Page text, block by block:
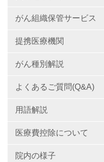
がん組織保管サービス
提携医療機関
がん種別解説
よくあるご質問(Q&A)
用語解説
医療費控除について
院内の様子